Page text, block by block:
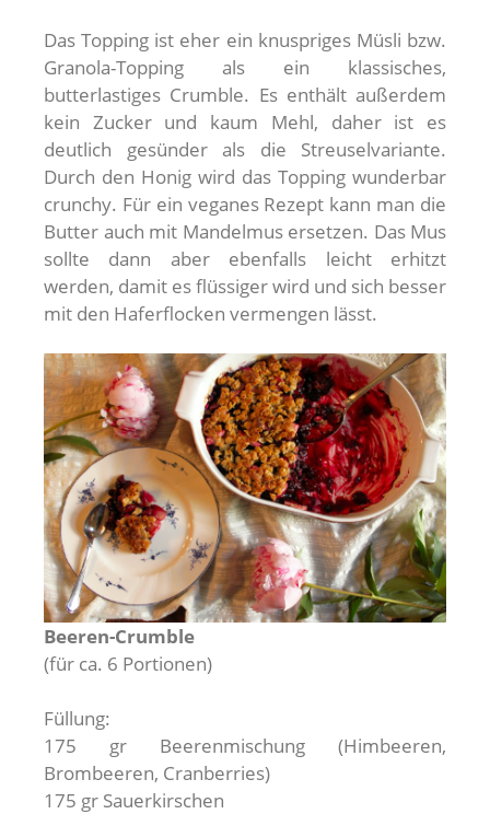
Das Topping ist eher ein knuspriges Müsli bzw.
Granola-Topping als ein klassisches,
butterlastiges Crumble. Es enthält außerdem
kein Zucker und kaum Mehl, daher ist es
deutlich gesünder als die Streuselvariante.
Durch den Honig wird das Topping wunderbar
crunchy. Für ein veganes Rezept kann man die
Butter auch mit Mandelmus ersetzen. Das Mus
sollte dann aber ebenfalls leicht erhitzt
werden, damit es flüssiger wird und sich besser
mit den Haferflocken vermengen lässt.
Beeren-Crumble
(für ca. 6 Portionen)
Füllung:
175 gr Beerenmischung (Himbeeren,
Brombeeren, Cranberries)
175 gr Sauerkirschen